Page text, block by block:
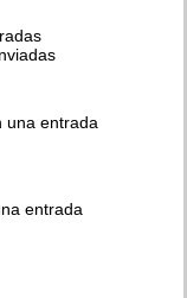
una entrada
entrada